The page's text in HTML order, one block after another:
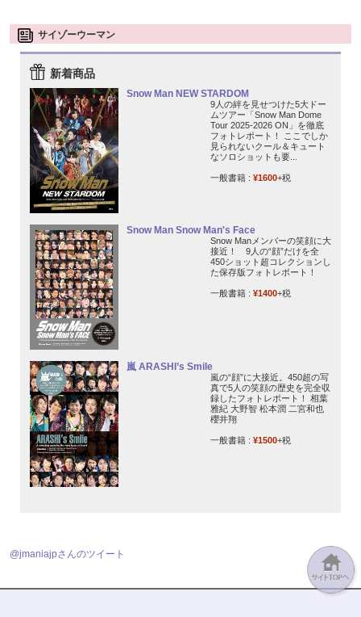
サイゾーウーマン
新着商品
Snow Man NEW STARDOM
9人の絆を見せつけた5大ドー
ムツアー「Snow Man Dome
Tour 2025-2026 ON」を徹底
フォトレポート！ ここでしか
見られないクール＆キュート
なソロショットも要...
一般書籍 : ¥1600+税
Snow Man Snow Man's Face
Snow Manメンバーの笑顔に大
接近！ 9人の“顔”だけを全
450ショット超コレクションし
た保存版フォトレポート！
一般書籍 : ¥1400+税
嵐 ARASHI’s Smile
嵐の“顔”に大接近。450超の写
真で5人の笑顔の歴史を完全収
録したフォトレポート！ 相葉
雅紀 大野智 松本潤 二宮和也
櫻井翔
一般書籍 : ¥1500+税
@jmaniajpさんのツイート